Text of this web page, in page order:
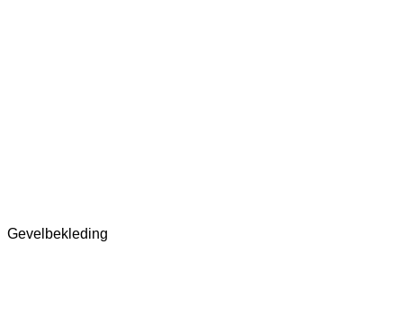
Gevelbekleding